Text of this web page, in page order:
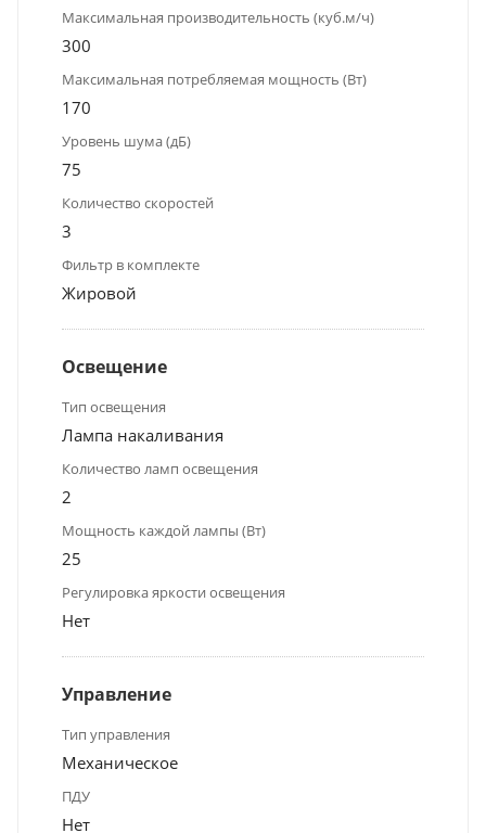
Максимальная производительность (куб.м/ч)
300
Максимальная потребляемая мощность (Вт)
170
Уровень шума (дБ)
75
Количество скоростей
3
Фильтр в комплекте
Жировой
Освещение
Тип освещения
Лампа накаливания
Количество ламп освещения
2
Мощность каждой лампы (Вт)
25
Регулировка яркости освещения
Нет
Управление
Тип управления
Механическое
ПДУ
Нет